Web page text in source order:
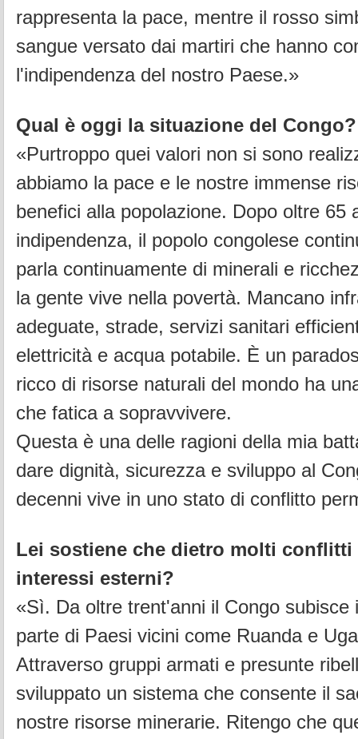
rappresenta la pace, mentre il rosso
sangue versato dai martiri che hanno
l'indipendenza del nostro Paese.»
Qual è oggi la situazione del Congo?
«Purtroppo quei valori non si sono
abbiamo la pace e le nostre immense
benefici alla popolazione. Dopo oltre 65
indipendenza, il popolo congolese
parla continuamente di minerali e
la gente vive nella povertà. Mancano
adeguate, strade, servizi sanitari
elettricità e acqua potabile. È un
ricco di risorse naturali del mondo ha
che fatica a sopravvivere.
Questa è una delle ragioni della mia
dare dignità, sicurezza e sviluppo al
decenni vive in uno stato di conflitto
Lei sostiene che dietro molti conflitti
interessi esterni?
«Sì. Da oltre trent'anni il Congo subisce
parte di Paesi vicini come Ruanda e
Attraverso gruppi armati e presunte
sviluppato un sistema che consente il
nostre risorse minerarie. Ritengo che